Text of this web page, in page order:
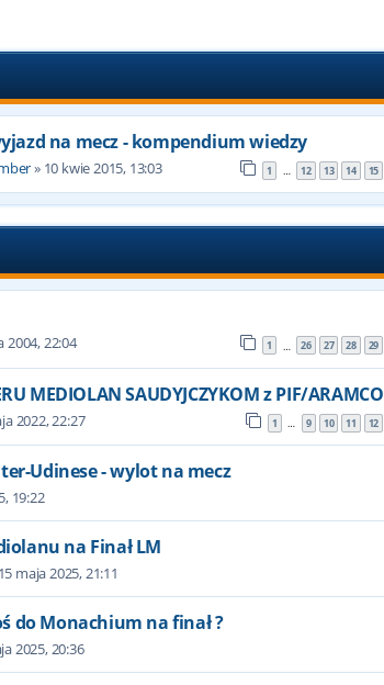
na mecz - kompendium wiedzy
» 10 kwie 2015, 13:03 1 … 12 13 14 15
2004, 22:04 1 … 26 27 28 29
MEDIOLAN SAUDYJCZYKOM z PIF/ARAMCO
2022, 22:27 1 … 9 10 11 12
Udinese - wylot na mecz
19:22
na Finał LM
15 maja 2025, 21:11
do Monachium na finał ?
2025, 20:36